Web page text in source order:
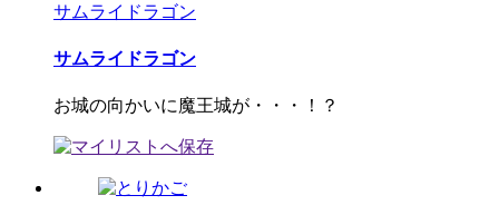
サムライドラゴン
サムライドラゴン
お城の向かいに魔王城が・・・！？